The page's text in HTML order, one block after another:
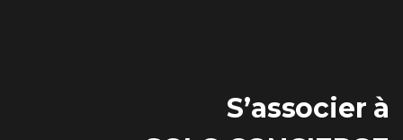
S’associer à